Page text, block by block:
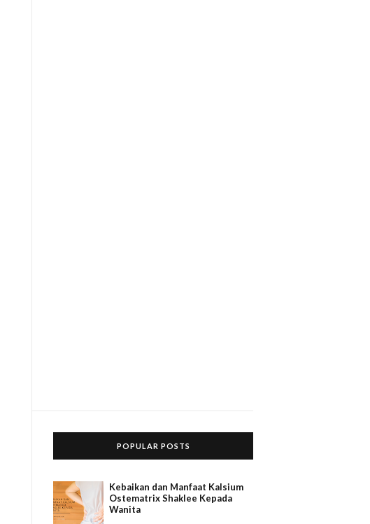
POPULAR POSTS
Kebaikan dan Manfaat Kalsium
Ostematrix Shaklee Kepada
Wanita